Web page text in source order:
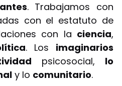
. Trabajamos con
con el estatuto de
con la ciencia,
. Los imaginarios
psicosocial, lo
y lo comunitario.